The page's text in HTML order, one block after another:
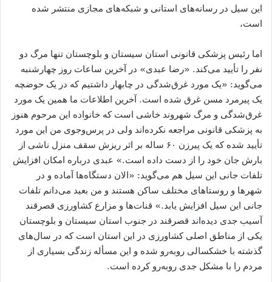
این سیل در رسانه‌های استانی و شبکه‌های مجازی منتشر شده
است،
اما رئیس پزشکی قانونی استان سیستان و بلوچستان تنها مرگ دو
نفر را تأیید می‌کند. «رضا عبدی» در آخرین ساعات روز چهارشنبه
می‌گوید: «یک مورد غرق‌شدگی در چابهار داشتیم که در یک حوضچه
یک پیرمرد مسن غرق شده است. آخرین اطلاعات ما همین یک مورد
غرق‌شدگی و مرگ شهروند خاشی است که خانواده این مرحوم هنوز
به پزشکی قانونی مراجعه نکرده‌اند ولی در پرس‌و‌جوی من این مورد
تأیید شده که یک پیرزن ۶۰ ساله بر اثر ریزش سقف منزل ناشی از
بارش جان خود را از دست داده است.» عبدی درباره امکان افزایش
تلفات جانی این سیل هم می‌گوید: «الان دستگاه‌ها آماده و در
شهرها و روستاهای مختلف ساکن هستند و من بعید می‌دانم تلفات
جانی این سیل افزایش یابد.» قنات‌ها و مزارع کشاورزی قصرقند
آسیب‌ جدی دیده‌اند قصرقند در جنوب استان سیستان و بلوچستان
یکی از مناطق اصلی کشاورزی در این استان است که در سال‌های
گذشته با خشکسالی روبه‌رو شده و این مسأله زندگی بسیاری از
مردم را با مشکل جدی روبه‌‌رو کرده است.